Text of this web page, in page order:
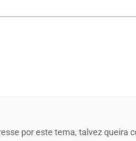
por este tema, talvez queira